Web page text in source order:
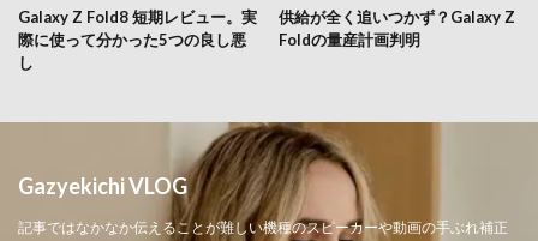
Galaxy Z Fold8 短期レビュー。実
際に使って分かった5つの良し悪
し
供給が全く追いつかず？Galaxy Z
Foldの量産計画判明
Gazyekichi VLOG
記事ではなかなか伝えることが難しい機種のスピーカーや動画の手ぶれ補正